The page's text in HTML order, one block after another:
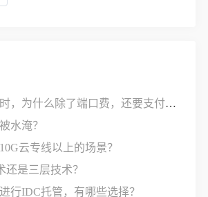
企业购买云专线时，为什么除了端口费，还要支付接入费？
水淹？
云专线以上的场景？
还是三层技术？
行IDC托管，有哪些选择？